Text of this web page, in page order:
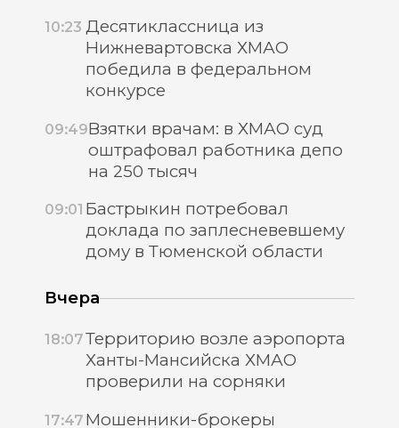
10:23 Десятиклассница из
Нижневартовска ХМАО
победила в федеральном
конкурсе
09:49Взятки врачам: в ХМАО суд
оштрафовал работника депо
на 250 тысяч
09:01 Бастрыкин потребовал
доклада по заплесневевшему
дому в Тюменской области
Вчера
18:07Территорию возле аэропорта
Ханты-Мансийска ХМАО
проверили на сорняки
17:47 Мошенники-брокеры